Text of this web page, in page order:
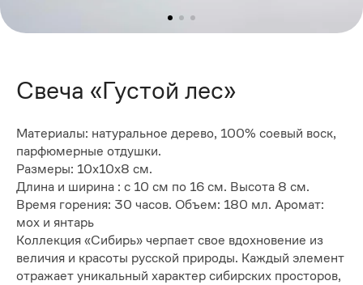
Свеча «Густой лес»
Материалы: натуральное дерево, 100% соевый воск,
парфюмерные отдушки.
Размеры: 10x10x8 см.
Длина и ширина : с 10 см по 16 см. Высота 8 см.
Время горения: 30 часов. Объем: 180 мл. Аромат:
мох и янтарь
Коллекция «Сибирь» черпает свое вдохновение из
величия и красоты русской природы. Каждый элемент
отражает уникальный характер сибирских просторов,